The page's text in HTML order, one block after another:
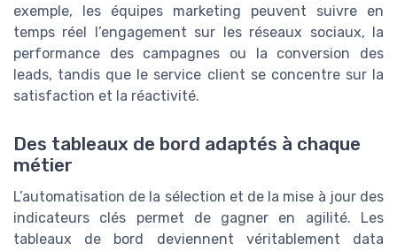
exemple, les équipes marketing peuvent suivre en
temps réel l’engagement sur les réseaux sociaux, la
performance des campagnes ou la conversion des
leads, tandis que le service client se concentre sur la
satisfaction et la réactivité.
Des tableaux de bord adaptés à chaque
métier
L’automatisation de la sélection et de la mise à jour des
indicateurs clés permet de gagner en agilité. Les
tableaux de bord deviennent véritablement data